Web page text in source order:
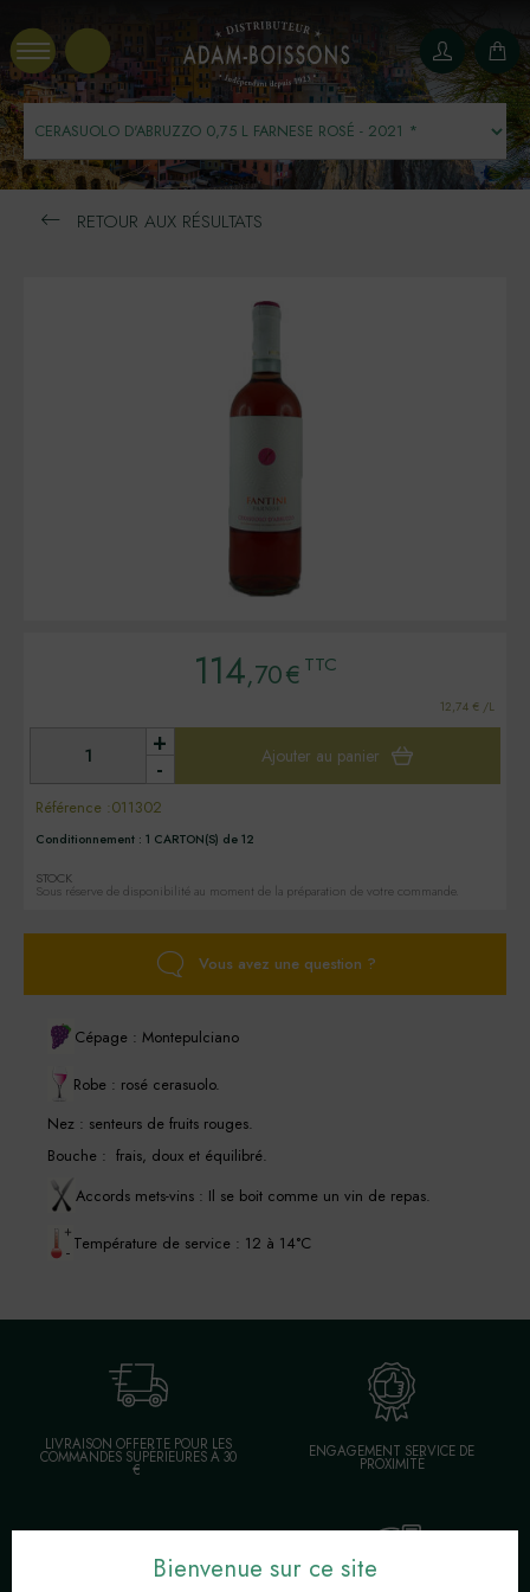
RETOUR AUX RÉSULTATS
Cépage : Montepulciano
Robe : rosé cerasuolo.
Nez : senteurs de fruits rouges.
Bouche : frais, doux et équilibré.
Accords mets-vins : Il se boit comme un vin de repas.
Température de service : 12 à 14°C
114,70€ TTC
12,74 € /L
-
+ Ajouter au panier
Référence :011302
Conditionnement : 1 CARTON(S) de 12
STOCK
Sous réserve de disponibilité au moment de la préparation de votre commande.
Vous avez une question ?
LIVRAISON OFFERTE POUR LES
COMMANDES SUPÉRIEURES À 30
€
ENGAGEMENT SERVICE DE
PROXIMITÉ
Bienvenue sur ce site